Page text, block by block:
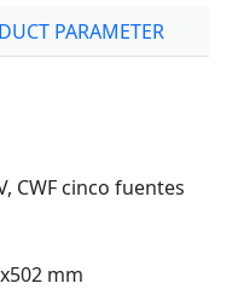
PARAMETER
CWF cinco fuentes
mm